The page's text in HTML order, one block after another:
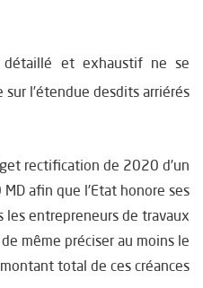
détaillé et exhaustif ne se
sur l’étendue desdits arriérés.
rectification de 2020 d’un
afin que l’Etat honore ses
les entrepreneurs de travaux
même préciser au moins le
montant total de ces créances.